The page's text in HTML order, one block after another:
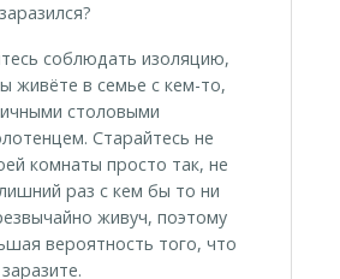
соблюдать изоляцию,
живёте в семье с кем-то,
столовыми
Старайтесь не
комнаты просто так, не
раз с кем бы то ни
живуч, поэтому
вероятность того, что